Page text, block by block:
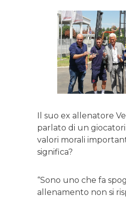
Il suo ex allenatore
parlato di un
valori morali
significa?
“Sono uno che fa
allenamento non si